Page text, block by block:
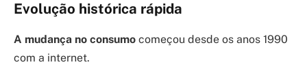
Evolução histórica rápida
A mudança no consumo começou desde os anos 1990
com a internet.